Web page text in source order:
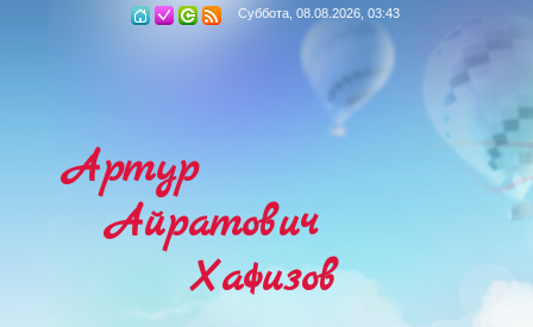
Суббота, 08.08.2026, 03:43
Артур
Айратович
Хафизов